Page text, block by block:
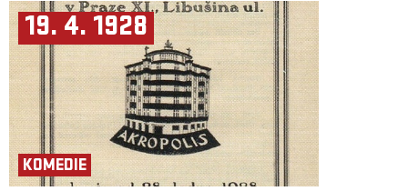
19. 4. 1928
KOMEDIE